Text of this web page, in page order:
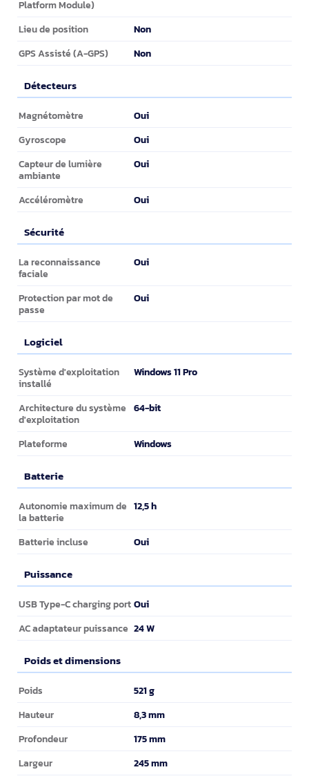
Platform Module)
Lieu de position Non
GPS Assisté (A-GPS) Non
Détecteurs
Détecteurs
Magnétomètre Oui
Gyroscope Oui
Capteur de lumière
ambiante
Oui
Accéléromètre Oui
Sécurité
Sécurité
La reconnaissance
faciale
Oui
Protection par mot de
passe
Oui
Logiciel
Logiciel
Système d'exploitation
installé
Windows 11 Pro
Architecture du système
d'exploitation
64-bit
Plateforme Windows
Batterie
Batterie
Autonomie maximum de
la batterie
12,5 h
Batterie incluse Oui
Puissance
Puissance
USB Type-C charging port Oui
AC adaptateur puissance 24 W
Poids et dimensions
Poids et dimensions
Poids 521 g
Hauteur 8,3 mm
Profondeur 175 mm
Largeur 245 mm